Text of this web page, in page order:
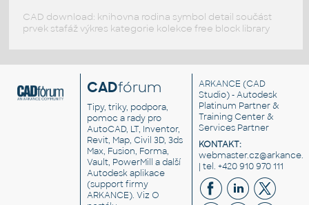
CAD download: knihovna rodina symbol detail součást
prvek stafáž výkres kategorie kolekce free block library
CADfórum
Tipy, triky, podpora,
pomoc a rady pro
AutoCAD, LT, Inventor,
Revit, Map, Civil 3D, 3ds
Max, Fusion, Forma,
Vault, PowerMill a další
Autodesk aplikace
(support firmy
ARKANCE). VizO
ARKANCE (CAD
Studio) - Autodesk
Platinum Partner &
Training Center &
Services Partner
KONTAKT:
| tel. +420 910 970 111